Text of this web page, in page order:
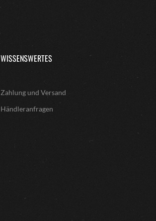
WISSENSWERTES
Zahlung und Versand
Händleranfragen